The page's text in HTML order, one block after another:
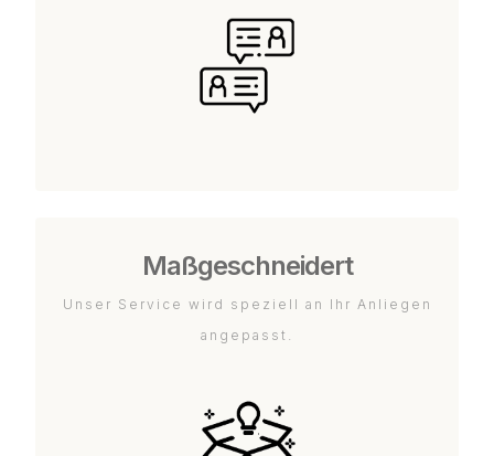
Maßgeschneidert
Unser Service wird speziell an Ihr Anliegen
angepasst.